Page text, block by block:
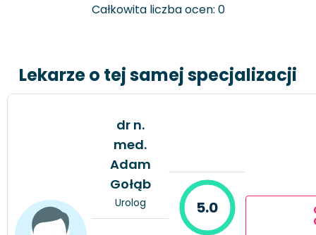
Całkowita liczba ocen: 0
Lekarze o tej samej specjalizacji
dr n.
med.
Adam
Gołąb
Urolog 5.0